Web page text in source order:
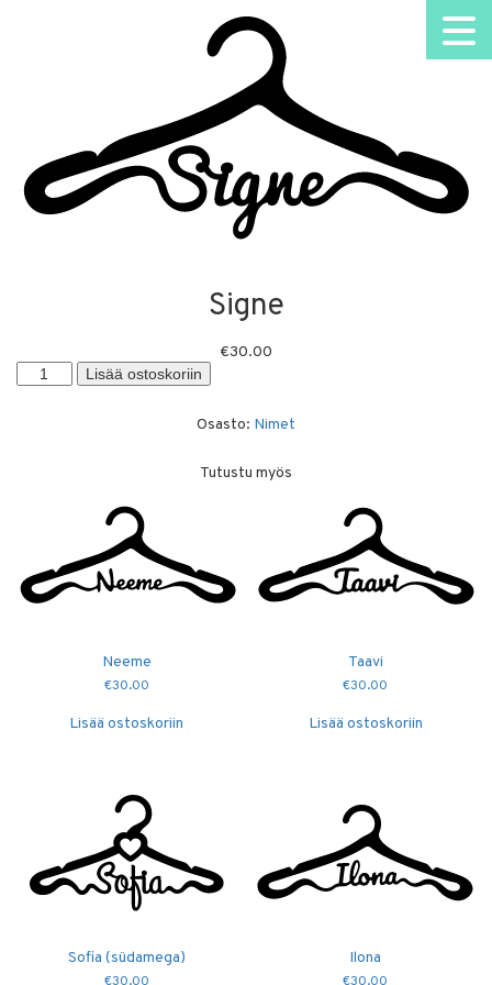
Signe
€30.00
Signe
määrä
Lisää ostoskoriin
Osasto: Nimet
Tutustu myös
Neeme
€30.00
Lisää ostoskoriin
Taavi
€30.00
Lisää ostoskoriin
Sofia (südamega) Ilona